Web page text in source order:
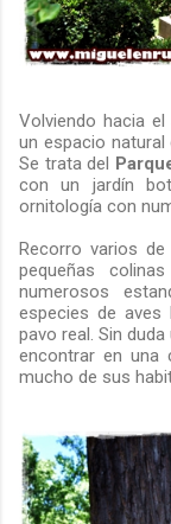
Volviendo hacia
un espacio natural
Se trata del
con un jardín
ornitología con
Recorro varios
pequeñas
numerosos
especies de aves
pavo real. Sin
encontrar en una
mucho de sus